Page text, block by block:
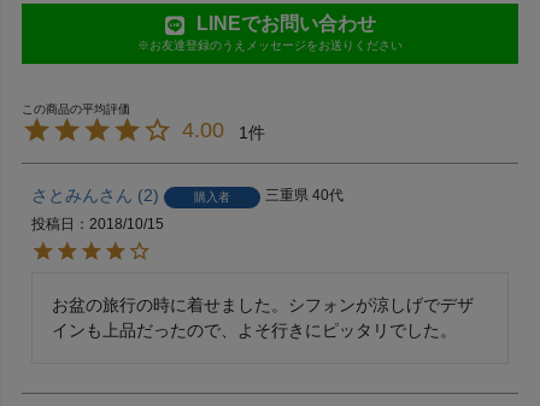
LINEでお問い合わせ
※お友達登録のうえメッセージをお送りください
4.00 1
さとみん 2 購入者 三重県 40代
投稿日
2018/10/15
お盆の旅行の時に着せました。シフォンが涼しげでデザ
インも上品だったので、よそ行きにピッタリでした。